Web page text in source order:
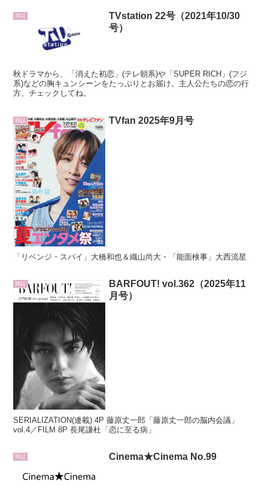
雑誌
TVstation 22号（2021年10/30
号）
秋ドラマから、「消えた初恋」(テレ朝系)や「SUPER RICH」(フジ
系)などの胸キュンシーンをたっぷりとお届け。主人公たちの恋の行
方、チェックしてね。
雑誌 TVfan 2025年9月号
「リベンジ・スパイ」大橋和也＆織山尚大・「能面検事」大西流星
雑誌
BARFOUT! vol.362（2025年11
月号）
SERIALIZATION(連載) 4P 藤原丈一郎「藤原丈一郎の脳内会議」
vol.4／FILM 8P 長尾謙杜「恋に至る病」
雑誌 Cinema★Cinema No.99